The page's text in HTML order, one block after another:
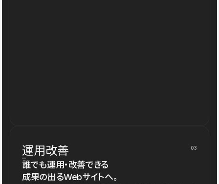
運用改善 03
誰でも運用・改善できる
成果の出るWebサイトへ。